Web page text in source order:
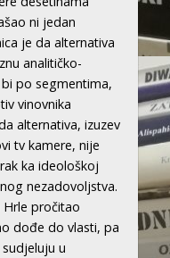
ni jedan
je da alternativa
analitičko-
po segmentima,
vinovnika
alternativa, izuzev
tv kamere, nije
ka ideološkoj
nezadovoljstva.
Hrle pročitao
dođe do vlasti, pa
u